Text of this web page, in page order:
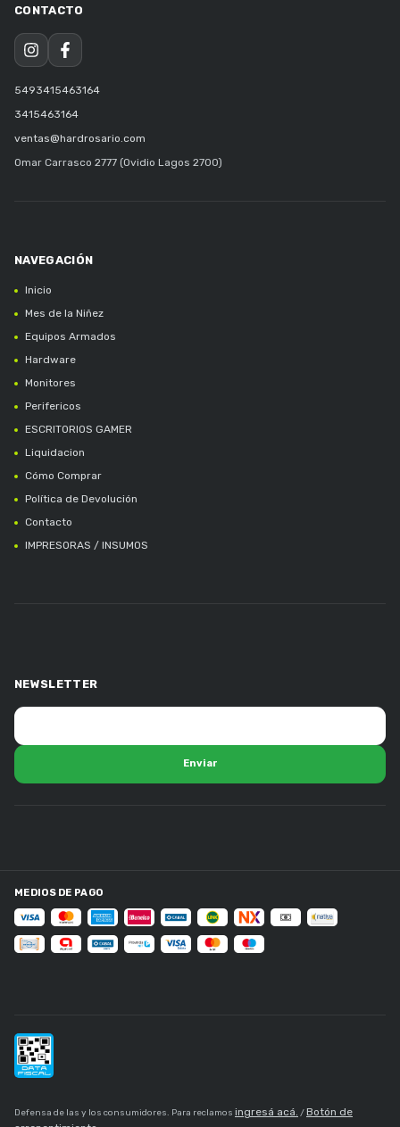
5493415463164
3415463164
ventas@hardrosario.com
Omar Carrasco 2777 (Ovidio Lagos 2700)
Inicio
Mes de la Niñez
Equipos Armados
Hardware
Monitores
Perifericos
ESCRITORIOS GAMER
Liquidacion
Cómo Comprar
Política de Devolución
Contacto
IMPRESORAS / INSUMOS
NEWSLETTER
MEDIOS DE PAGO
Defensa de las y los consumidores. Para reclamos ingresá acá. /Botón de